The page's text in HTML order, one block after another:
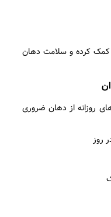
کرده و سلامت دهان
روزانه از دهان ضروری
روز